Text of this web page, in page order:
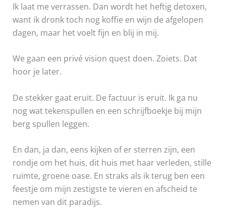
Ik laat me verrassen. Dan wordt het heftig detoxen,
want ik dronk toch nog koffie en wijn de afgelopen
dagen, maar het voelt fijn en blij in mij.
We gaan een privé vision quest doen. Zoiets. Dat
hoor je later.
De stekker gaat eruit. De factuur is eruit. Ik ga nu
nog wat tekenspullen en een schrijfboekje bij mijn
berg spullen leggen.
En dan, ja dan, eens kijken of er sterren zijn, een
rondje om het huis, dit huis met haar verleden, stille
ruimte, groene oase. En straks als ik terug ben een
feestje om mijn zestigste te vieren en afscheid te
nemen van dit paradijs.